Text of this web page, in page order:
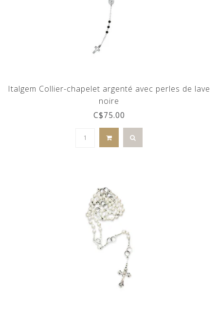
Italgem Collier-chapelet argenté avec perles de lave
noire
C$75.00